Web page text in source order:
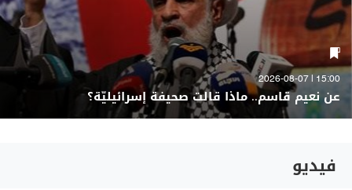
15:00 | 2026-08-07
عن نعيم قاسم.. ماذا قالت صحيفة إسرائيليّة؟
فيديو